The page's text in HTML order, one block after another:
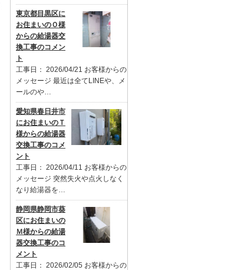
東京都目黒区に
お住まいのＯ様
からの給湯器交
換工事のコメン
ト
工事日： 2026/04/21 お客様からの
メッセージ 最近は全てLINEや、メ
ールのや…
愛知県春日井市
にお住まいのＴ
様からの給湯器
交換工事のコメ
ント
工事日： 2026/04/11 お客様からの
メッセージ 突然失火や点火しなく
なり給湯器を…
静岡県静岡市葵
区にお住まいの
Ｍ様からの給湯
器交換工事のコ
メント
工事日： 2026/02/05 お客様からの